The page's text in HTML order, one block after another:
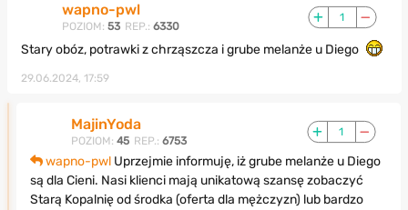
wapno-pwl
POZIOM: 53 REP.: 6330
1
Stary obóz, potrawki z chrząszcza i grube melanże u Diego
29.06.2024, 17:59
MajinYoda
POZIOM: 45 REP.: 6753
1
wapno-pwl Uprzejmie informuję, iż grube melanże u Diego
są dla Cieni. Nasi klienci mają unikatową szansę zobaczyć
Starą Kopalnię od środka (oferta dla mężczyzn) lub bardzo